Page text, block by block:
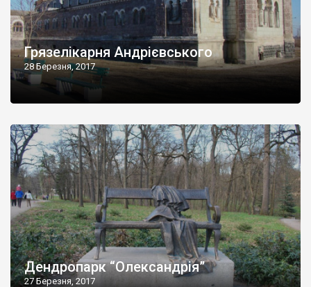
Грязелікарня Андрієвського
28 Березня, 2017
Дендропарк “Олександрія”
27 Березня, 2017